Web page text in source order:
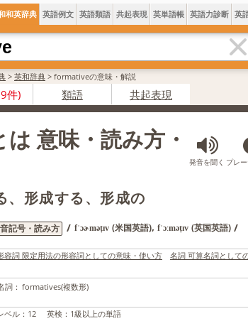
和英辞典 英語例文 英語類語 共起表現 英単語帳 英語力診断 英
> 英和辞典 > formativeの意味・解説
件) 類語 共起表現
意味・読み方・
発音を聞く プレ
、形成する、形成の
記号・読み方 / fˈɔɚməṭɪv (米国英語), fˈɔːməṭɪv (英国英語) /
容詞 限定用法の形容詞としての意味・使い方 名詞 可算名詞として
詞： formatives(複数形)
ベル ： 12 英検 ： 1級以上の単語